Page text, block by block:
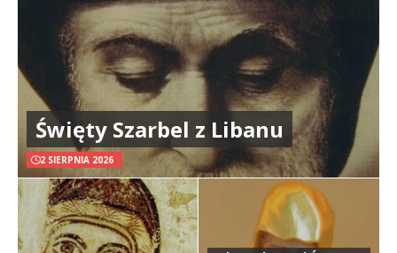
Święty Szarbel z Libanu
2 SIERPNIA 2026